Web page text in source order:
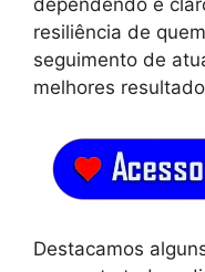
dependendo é
resiliência de
seguimento de
melhores
Destacamos